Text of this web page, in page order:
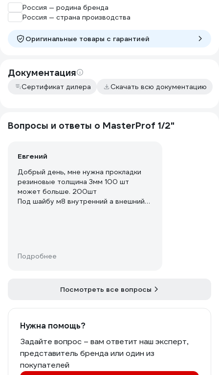
Россия — родина бренда
Россия — страна производства
Оригинальные товары c гарантией
Документация
Сертификат дилера Скачать всю документацию
Вопросы и ответы о MasterProf 1/2"
Евгений
Добрый день, мне нужна прокладки
резиновые толщина 3мм 100 шт
может больше. 200шт
Под шайбу м8 внутренний а внешний
Подробнее
Посмотреть все вопросы
Нужна помощь?
Задайте вопрос – вам ответит наш эксперт,
представитель бренда или один из
покупателей